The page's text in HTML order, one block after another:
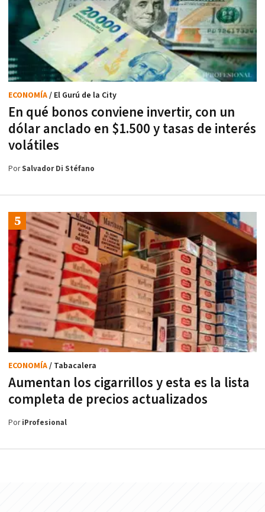
En qué bonos conviene invertir, con un
dólar anclado en $1.500 y tasas de interés
volátiles
ECONOMÍA/ El Gurú de la City
PorSalvador Di Stéfano
Aumentan los cigarrillos y esta es la lista
completa de precios actualizados
ECONOMÍA/ Tabacalera
PoriProfesional